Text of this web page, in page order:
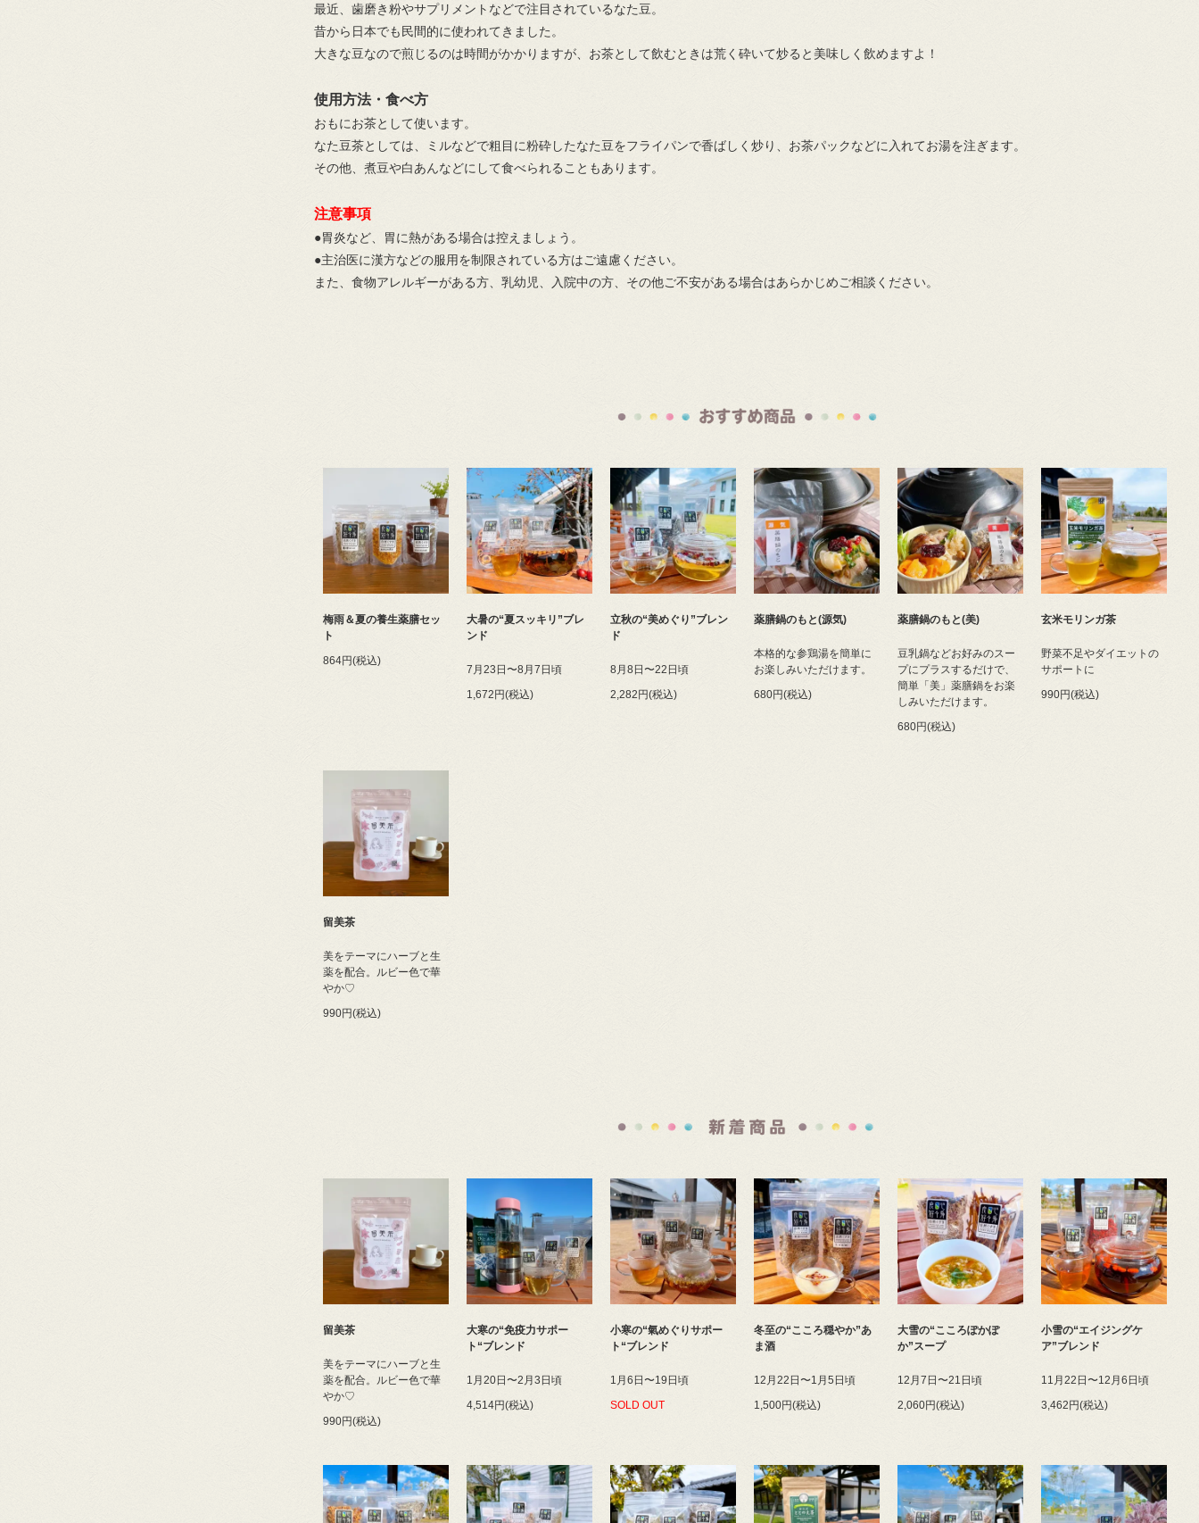
最近、歯磨き粉やサプリメントなどで注目されているなた豆。
昔から日本でも民間的に使われてきました。
大きな豆なので煎じるのは時間がかかりますが、お茶として飲むときは荒く砕いて炒ると美味しく飲めますよ！
使用方法・食べ方
おもにお茶として使います。
なた豆茶としては、ミルなどで粗目に粉砕したなた豆をフライパンで香ばしく炒り、お茶パックなどに入れてお湯を注ぎます。
その他、煮豆や白あんなどにして食べられることもあります。
注意事項
●胃炎など、胃に熱がある場合は控えましょう。
●主治医に漢方などの服用を制限されている方はご遠慮ください。
また、食物アレルギーがある方、乳幼児、入院中の方、その他ご不安がある場合はあらかじめご相談ください。
梅雨＆夏の養生薬膳セッ
ト
864円(税込)
大暑の“夏スッキリ”ブレ
ンド
7月23日〜8月7日頃
1,672円(税込)
立秋の“美めぐり”ブレン
ド
8月8日〜22日頃
2,282円(税込)
薬膳鍋のもと(源気)
本格的な参鶏湯を簡単に
お楽しみいただけます。
680円(税込)
薬膳鍋のもと(美)
豆乳鍋などお好みのスー
プにプラスするだけで、
簡単「美」薬膳鍋をお楽
しみいただけます。
680円(税込)
玄米モリンガ茶
野菜不足やダイエットの
サポートに
990円(税込)
留美茶
美をテーマにハーブと生
薬を配合。ルビー色で華
やか♡
990円(税込)
留美茶
美をテーマにハーブと生
薬を配合。ルビー色で華
やか♡
990円(税込)
大寒の“免疫力サポー
ト“ブレンド
1月20日〜2月3日頃
4,514円(税込)
小寒の“氣めぐりサポー
ト“ブレンド
1月6日〜19日頃
SOLD OUT
冬至の“こころ穏やか”あ
ま酒
12月22日〜1月5日頃
1,500円(税込)
大雪の“こころぽかぽ
か”スープ
12月7日〜21日頃
2,060円(税込)
小雪の“エイジングケ
ア”ブレンド
11月22日〜12月6日頃
3,462円(税込)